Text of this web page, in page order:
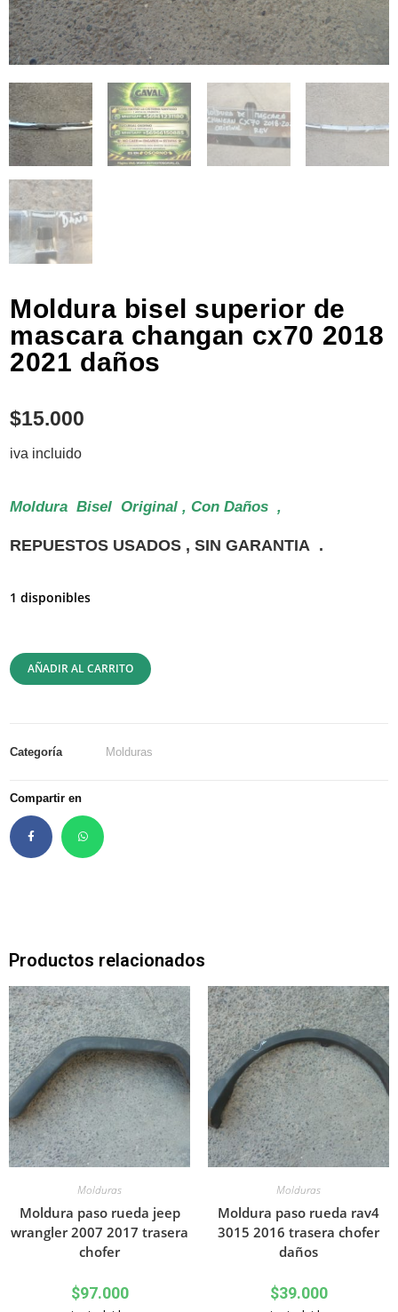
Moldura bisel superior de
mascara changan cx70 2018
2021 daños
$15.000
iva incluido
Moldura Bisel Original , Con Daños ,
REPUESTOS USADOS , SIN GARANTIA .
1 disponibles
AÑADIR AL CARRITO
Categoría Molduras
Compartir en
Productos relacionados
Molduras
Moldura paso rueda jeep
wrangler 2007 2017 trasera
chofer
$97.000
Molduras
Moldura paso rueda rav4
3015 2016 trasera chofer
daños
$39.000